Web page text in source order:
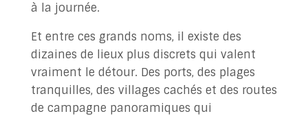
à la journée.
Et entre ces grands noms, il existe des
dizaines de lieux plus discrets qui valent
vraiment le détour. Des ports, des plages
tranquilles, des villages cachés et des routes
de campagne panoramiques qui